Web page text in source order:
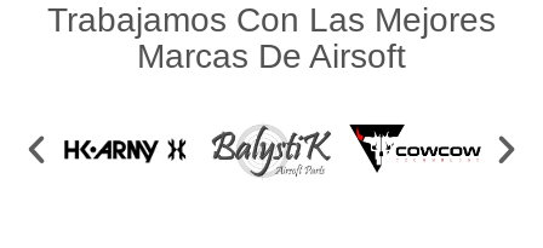
Trabajamos Con Las Mejores
Marcas De Airsoft